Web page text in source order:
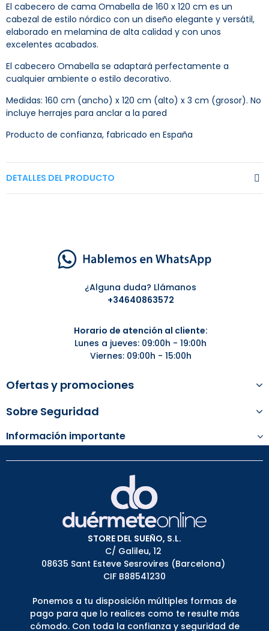
El cabecero de cama Omabella de 160 x 120 cm es un
cabezal de estilo nórdico con un diseño elegante y versátil,
elaborado en melamina de alta calidad y con unos
excelentes acabados.
El cabecero Omabella se adaptará perfectamente a
cualquier ambiente o estilo decorativo.
Medidas: 160 cm (ancho) x 120 cm (alto) x 3 cm (grosor). No
incluye herrajes para anclar a la pared
Producto de confianza, fabricado en España
DETALLES DEL PRODUCTO
¿Alguna duda? Llámanos
+34640863572
Horario de atención al cliente:
Lunes a jueves: 09:00h - 19:00h
Viernes: 09:00h - 15:00h
Ofertas y promociones
Sobre Seguridad
Información importante
STORE DEL SUEÑO, S.L.
C/ Galileu, 12
08635 Sant Esteve Sesrovires (Barcelona)
CIF B88541230
Ponemos a tu disposición múltiples formas de
pago para que lo realices como te resulte más
cómodo. Con toda la confianza y seguridad de